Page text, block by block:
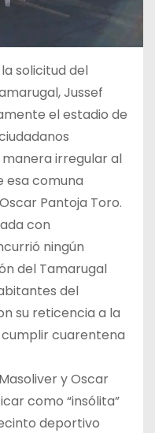
solicitud del
Jussef
el estadio de
irregular al
esa comuna
Pantoja Toro.
con
ningún
del Tamarugal
del
su reticencia a la
cuarentena
y Oscar
como “insólita”
deportivo